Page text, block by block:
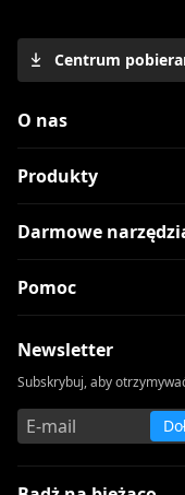
Centrum
O nas
Produkty
Darmowe
Pomoc
Newsletter
Subskrybuj, aby